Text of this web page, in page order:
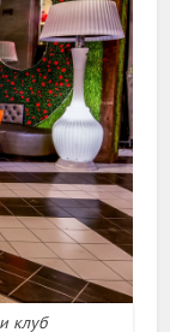
клуб